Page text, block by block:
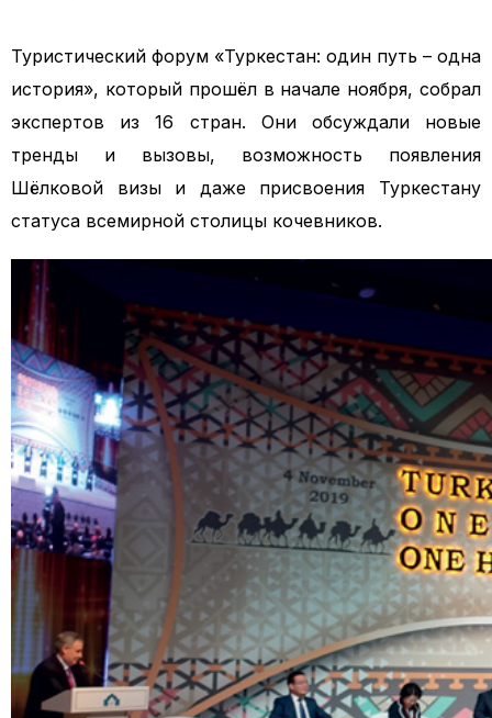
Туристический форум «Туркестан: один путь – одна
история», который прошёл в начале ноября, собрал
экспертов из 16 стран. Они обсуждали новые
тренды и вызовы, возможность появления
Шёлковой визыи даже присвоения Туркестану
статуса всемирной столицы кочевников.